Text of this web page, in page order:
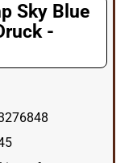
Sky Blue
-